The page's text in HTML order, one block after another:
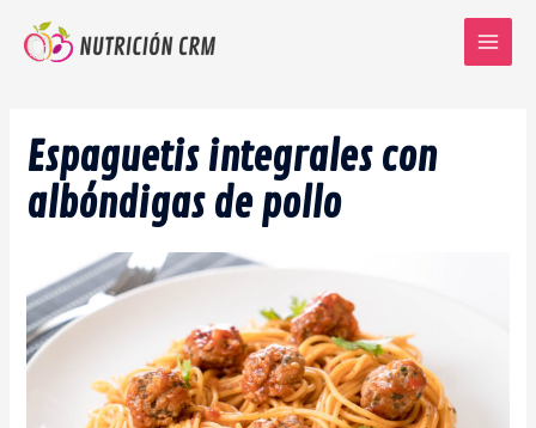
contenido
Main
Espaguetis integrales con
albóndigas de pollo